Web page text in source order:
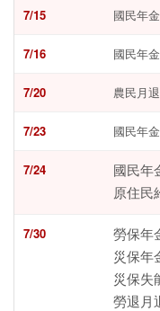
7/15 國民年
7/16 國民年
7/20 農民月
7/23 國民年
7/24
國民年
原住民
7/30
勞保年
災保年
災保失
勞退月